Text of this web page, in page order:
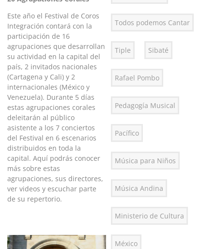
Este año el Festival de Coros
Integración contará con la
participación de 16
agrupaciones que desarrollan
su actividad en la capital del
país, 2 invitados nacionales
(Cartagena y Cali) y 2
internacionales (México y
Venezuela). Durante 5 días
estas agrupaciones corales
deleitarán al público
asistente a los 7 conciertos
del Festival en 6 escenarios
distribuidos en toda la
capital. Aquí podrás conocer
más sobre estas
agrupaciones, sus directores,
ver videos y escuchar parte
de su repertorio.
Todos podemos Cantar
Tiple Sibaté
Rafael Pombo
Pedagogía Musical
Pacífico
Música para Niños
Música Andina
Ministerio de Cultura
México